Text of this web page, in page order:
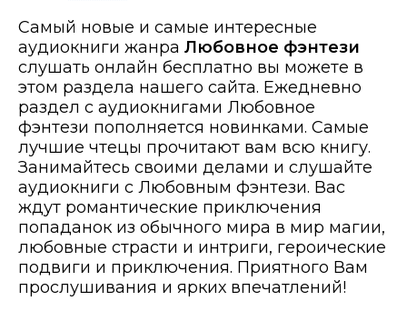
Самый новые и самые интересные
аудиокниги жанра Любовное фэнтези
слушать онлайн бесплатно вы можете в
этом раздела нашего сайта. Ежедневно
раздел с аудиокнигами Любовное
фэнтези пополняется новинками. Самые
лучшие чтецы прочитают вам всю книгу.
Занимайтесь своими делами и слушайте
аудиокниги с Любовным фэнтези. Вас
ждут романтические приключения
попаданок из обычного мира в мир магии,
любовные страсти и интриги, героические
подвиги и приключения. Приятного Вам
прослушивания и ярких впечатлений!